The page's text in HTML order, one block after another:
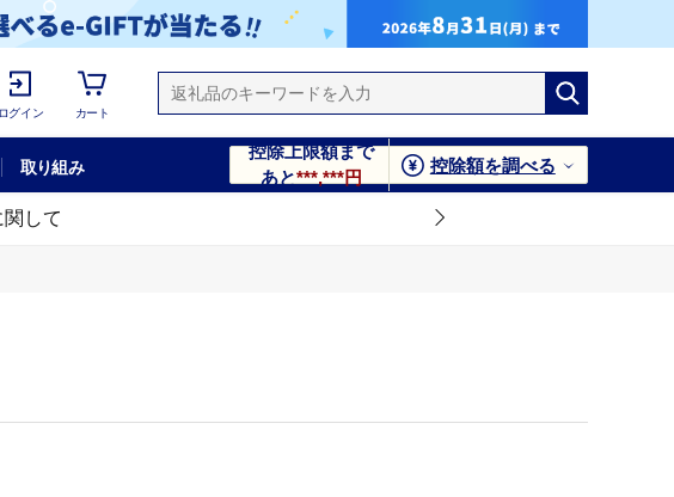
ログイン カート
取り組み
控除上限額まで
あと***,***円
控除額を調べる
関して